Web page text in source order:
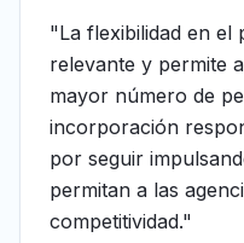
"La flexibilidad en el
relevante y permite
mayor número de
incorporación
por seguir
permitan a las
competitividad."